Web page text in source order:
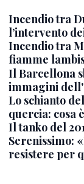
Incendio tra
l’intervento
Incendio tra
fiamme
Il Barcellona
immagini
Lo schianto
quercia: cosa
Il tanko del
Serenissimo:
resistere per